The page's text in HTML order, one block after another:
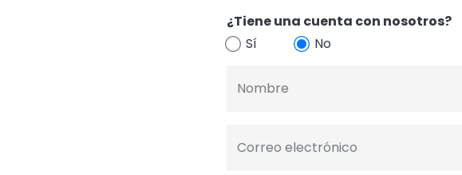
¿Tiene una cuenta con nosotros?
Sí
No
Nombre
Correo electrónico